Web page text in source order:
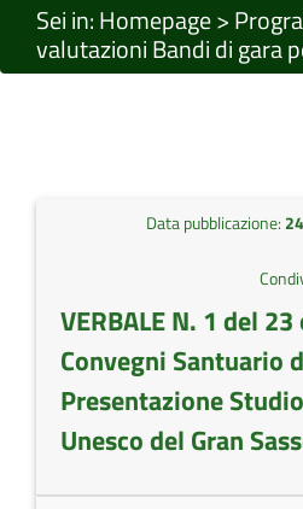
Sei in:Homepage>
valutazioni Bandi di gara
Data pubblicazione:
VERBALE N. 1 del
Convegni Santuario
Presentazione
Unesco del Gran